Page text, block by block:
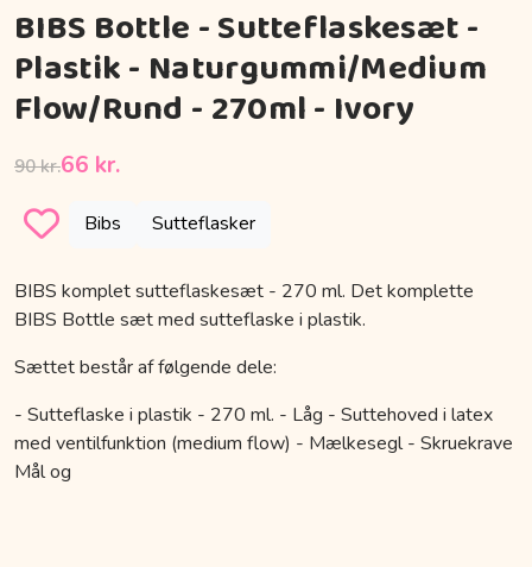
BIBS Bottle - Sutteflaskesæt -
Plastik - Naturgummi/Medium
Flow/Rund - 270ml - Ivory
90 kr.66 kr.
Bibs Sutteflasker
BIBS komplet sutteflaskesæt - 270 ml. Det komplette
BIBS Bottle sæt med sutteflaske i plastik.
Sættet består af følgende dele:
- Sutteflaske i plastik - 270 ml. - Låg - Suttehoved i latex
med ventilfunktion (medium flow) - Mælkesegl - Skruekrave
Mål og